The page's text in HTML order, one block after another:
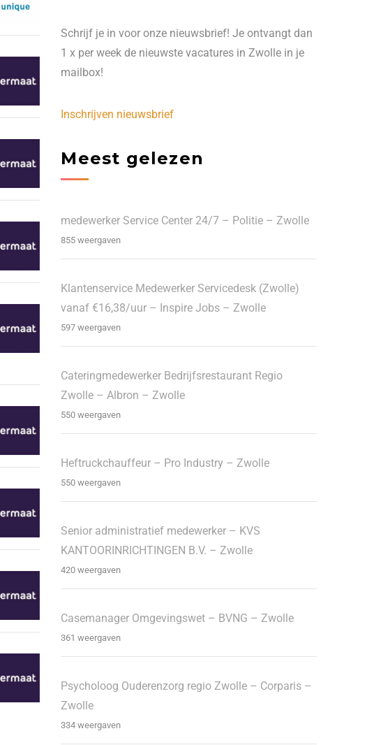
Schrijf je in voor onze nieuwsbrief! Je ontvangt dan
1 x per week de nieuwste vacatures in Zwolle in je
mailbox!
Inschrijven nieuwsbrief
Meest gelezen
medewerker Service Center 24/7 – Politie – Zwolle
855 weergaven
Klantenservice Medewerker Servicedesk (Zwolle)
vanaf €16,38/uur – Inspire Jobs – Zwolle
597 weergaven
Cateringmedewerker Bedrijfsrestaurant Regio
Zwolle – Albron – Zwolle
550 weergaven
Heftruckchauffeur – Pro Industry – Zwolle
550 weergaven
Senior administratief medewerker – KVS
KANTOORINRICHTINGEN B.V. – Zwolle
420 weergaven
Casemanager Omgevingswet – BVNG – Zwolle
361 weergaven
Psycholoog Ouderenzorg regio Zwolle – Corparis –
Zwolle
334 weergaven